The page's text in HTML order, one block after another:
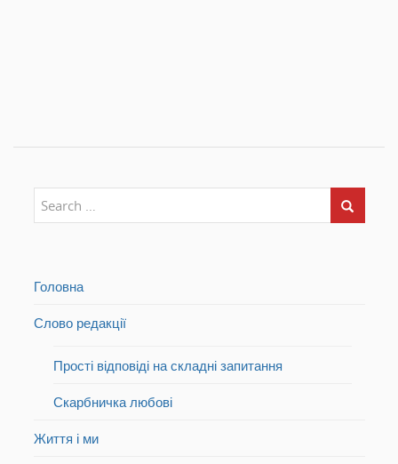
Головна
Слово редакції
Прості відповіді на складні запитання
Скарбничка любові
Життя і ми